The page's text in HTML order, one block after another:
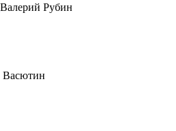
Валерий Рубин
Васютин